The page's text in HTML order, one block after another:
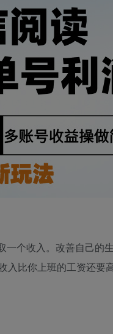
个收入。改善自己的生
比你上班的工资还要高